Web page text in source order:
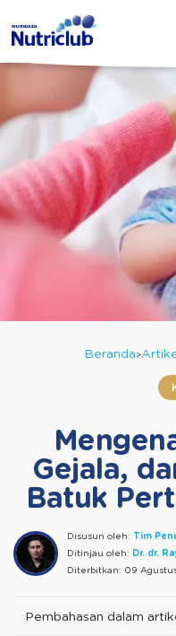
Beranda
Gejala,
Batuk
Disusun oleh: Tim
Ditinjau oleh: Dr. dr.
Diterbitkan: 09
Pembahasan dalam